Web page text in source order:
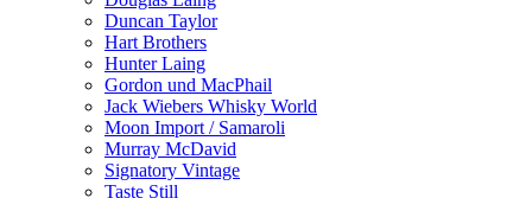
Duncan Taylor
Hart Brothers
Hunter Laing
Gordon und MacPhail
Jack Wiebers Whisky World
Moon Import / Samaroli
Murray McDavid
Signatory Vintage
Taste Still